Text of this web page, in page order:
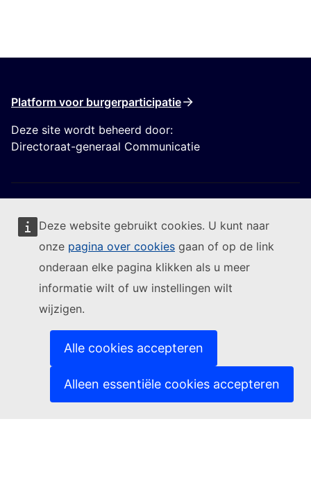
Deze website gebruikt cookies. U kunt naar
onze pagina over cookies gaan of op de link
onderaan elke pagina klikken als u meer
informatie wilt of uw instellingen wilt
wijzigen.
Alle cookies accepteren
Alleen essentiële cookies accepteren
Platform voor burgerparticipatie
Deze site wordt beheerd door:
Directoraat-generaal Communicatie
Volg de Europese Commissie
Contact(Externe link)
Een IT-kwetsbaarheid melden
Talen op onze websites(Externe link)
(Externe link)
Privacybeleid
Juridische mededeling
(Externe link)